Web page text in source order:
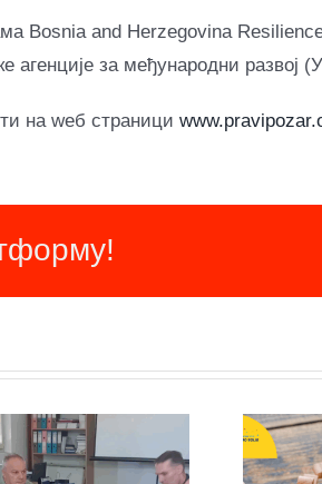
Bosnia and Herzegovina
агенције за међународни развој
на wеб страници
програм у
Мировни